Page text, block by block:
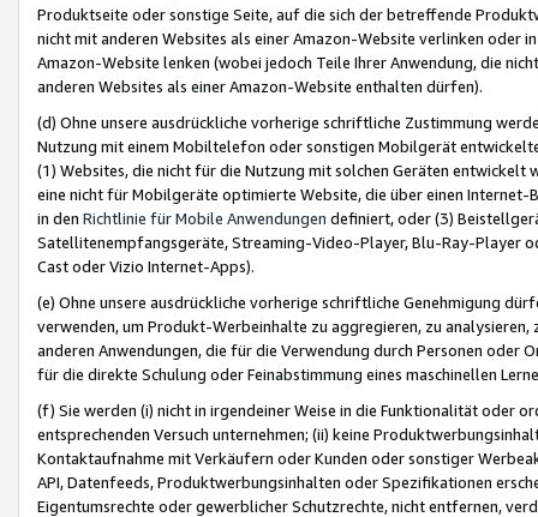
Produktseite oder sonstige Seite, auf die sich der betreffende
nicht mit anderen Websites als einer Amazon-Website verlinken oder
Amazon-Website lenken (wobei jedoch Teile Ihrer Anwendung, die
anderen Websites als einer Amazon-Website enthalten dürfen).
(d) Ohne unsere ausdrückliche vorherige schriftliche Zustimmung
Nutzung mit einem Mobiltelefon oder sonstigen Mobilgerät
(1) Websites, die nicht für die Nutzung mit solchen Geräten
eine nicht für Mobilgeräte optimierte Website, die über einen
in den Richtlinie für Mobile Anwendungen definiert, oder (3)
Satellitenempfangsgeräte, Streaming-Video-Player, Blu-Ray-Player
Cast oder Vizio Internet-Apps).
(e) Ohne unsere ausdrückliche vorherige schriftliche Genehmigung
verwenden, um Produkt-Werbeinhalte zu aggregieren, zu
anderen Anwendungen, die für die Verwendung durch Personen
für die direkte Schulung oder Feinabstimmung eines maschinellen
(f) Sie werden (i) nicht in irgendeiner Weise in die Funktionalität oder
entsprechenden Versuch unternehmen; (ii) keine
Kontaktaufnahme mit Verkäufern oder Kunden oder sonstiger
API, Datenfeeds, Produktwerbungsinhalten oder Spezifikationen
Eigentumsrechte oder gewerblicher Schutzrechte, nicht entfernen,